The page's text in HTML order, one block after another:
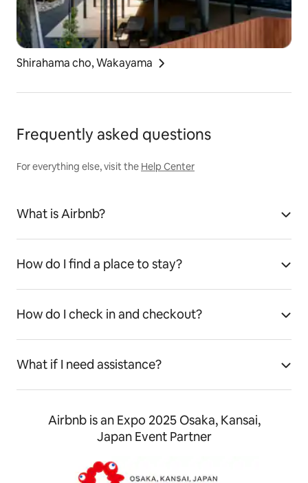
Shirahama cho, Wakayama
Frequently asked questions
For everything else, visit the Help Center
What is Airbnb?
How do I find a place to stay?
How do I check in and checkout?
What if I need assistance?
Airbnb is an Expo 2025 Osaka, Kansai,
Japan Event Partner